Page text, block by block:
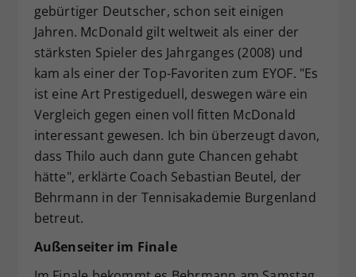
gebürtiger Deutscher, schon seit einigen
Jahren. McDonald gilt weltweit als einer der
stärksten Spieler des Jahrganges (2008) und
kam als einer der Top-Favoriten zum EYOF. "Es
ist eine Art Prestigeduell, deswegen wäre ein
Vergleich gegen einen voll fitten McDonald
interessant gewesen. Ich bin überzeugt davon,
dass Thilo auch dann gute Chancen gehabt
hätte", erklärte Coach Sebastian Beutel, der
Behrmann in der Tennisakademie Burgenland
betreut.
Außenseiter im Finale